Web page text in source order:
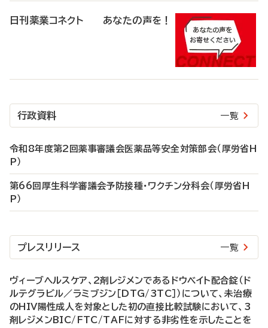
日刊薬業コネクト あなたの声を！
行政資料 一覧
令和8年度第2回薬事審議会医薬品等安全対策部会（厚労省H
P）
第66回厚生科学審議会予防接種・ワクチン分科会（厚労省H
P）
プレスリリース 一覧
ヴィーブヘルスケア、2剤レジメンであるドウベイト配合錠（ド
ルテグラビル／ラミブジン［DTG/3TC］）について、未治療
のHIV陽性成人を対象とした初の直接比較試験において、3
剤レジメンBIC/FTC/TAFに対する非劣性を示したことを